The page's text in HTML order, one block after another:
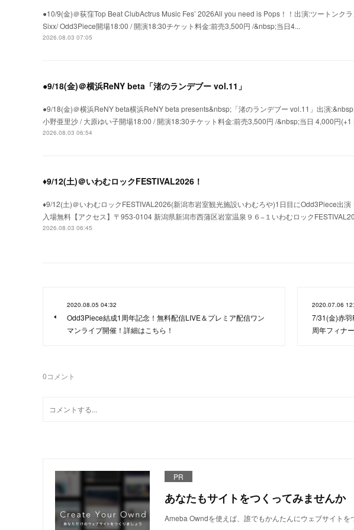
●10/9(金)＠荻窪Top Beat ClubActrus Music Fes’ 2026All you need is Pops！！出演:ツートン
Sixx/ Odd3Piece開場18:00 / 開演18:30チケット料金:前売3,500円 /&nbsp;当日4...
2026.08.03 07:05
●9/18(金)＠横浜ReNY beta「渚のランデブー vol.11」
●9/18(金)＠横浜ReNY beta横浜ReNY beta presents&nbsp;「渚のランデブー vol.11」出演
小野亜里沙 / 大原ゆい子開場18:00 / 開演18:30チケット料金:前売3,500円 /&nbsp;当日 4,000円(+1
2026.08.03 06:54
♦9/12(土)＠いわむロックFESTIVAL2026！
♦9/12(土)＠いわむロックFESTIVAL2026(新潟市岩室観光施設いわむろや)1日目にOdd3Piece出
入場無料【アクセス】〒953-0104 新潟県新潟市西蒲区岩室温泉９６−１いわむロック
2026.08.03 06:45
2020.08.05 04:32
Odd3Piece結成1周年記念！無料配信LIVE＆プレミア配信ワン
マンライブ開催！詳細はこちら！
2020.07.06
7/31(金)赤
周年フィナ
0コメント
PR
あなたもサイトをつくってみませんか
Ameba Owndを使えば、誰でもかんたんにウェブサイトを